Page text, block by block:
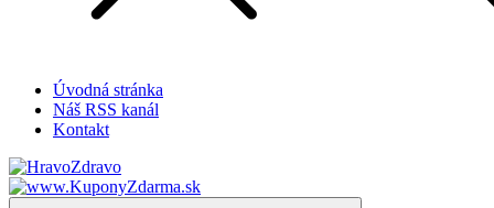
Úvodná stránka
Náš RSS kanál
Kontakt
Magazín zdravého života